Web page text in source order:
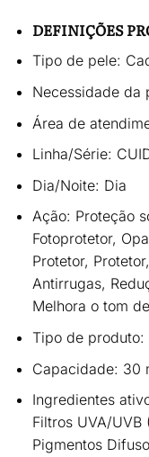
DEFINIÇÕES
Tipo de pele:
Necessidade da
Área de
Linha/Série:
Dia/Noite: Dia
Ação: Proteção
Fotoprotetor,
Protetor,
Antirrugas,
Melhora o tom
Tipo de produto:
Capacidade: 30
Ingredientes
Filtros UVA/UVB
Pigmentos